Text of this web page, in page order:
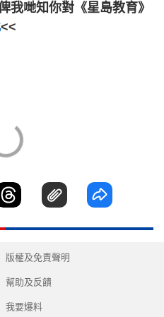
我哋知你對《星島教育》
<<
版權及免責聲明
幫助及反饋
我要爆料